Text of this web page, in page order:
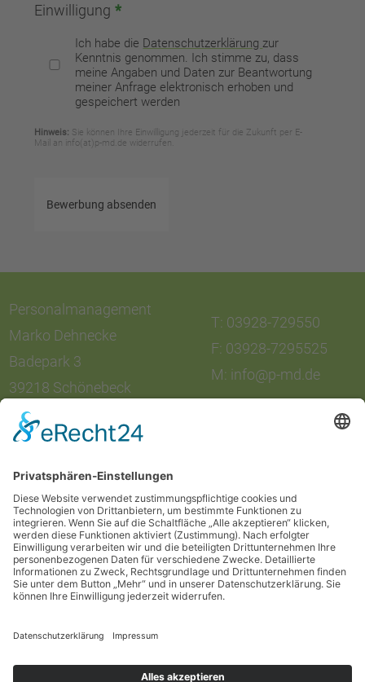
Einwilligung *
Ich habe die Datenschutzerklärungzur
Kenntnis genommen. Ich stimme zu, dass
meine Angaben und Daten zur Beantwortung
meiner Anfrage elektronisch erhoben und
gespeichert werden
Hinweis: Sie können Ihre Einwilligung jederzeit für die Zukunft per E-
Mail an info(at)p-md.de widerrufen.
Bewerbung absenden
Personalmanagement
Marko Dehnecke
Badepark 3
39218 Schönebeck
T: 03928-729550
F: 03928-7295525
M: info@p-md.de
Xing
Copyright © 2024 Impressum Datenschutz AGB